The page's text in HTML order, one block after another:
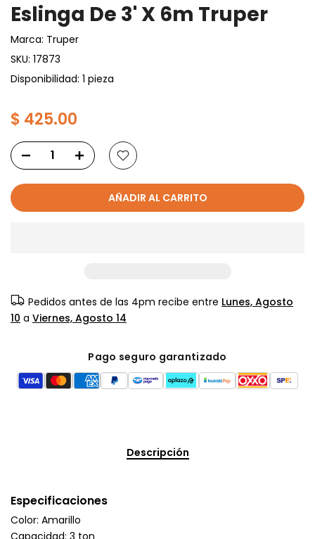
Eslinga De 3' X 6m Truper
Marca: Truper
SKU: 17873
Disponibilidad: 1 pieza
$ 425.00
AÑADIR AL CARRITO
Pedidos antes de las 4pm recibe entre Lunes, Agosto
10 a Viernes, Agosto 14
Pago seguro garantizado
Descripción
Especificaciones
Color: Amarillo
Capacidad: 3 ton